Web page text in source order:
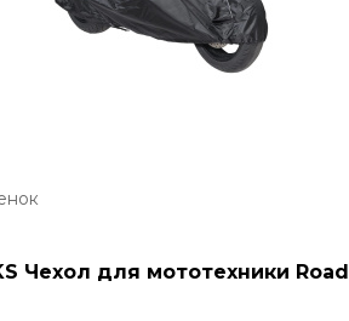
Чехол для мототехники Road